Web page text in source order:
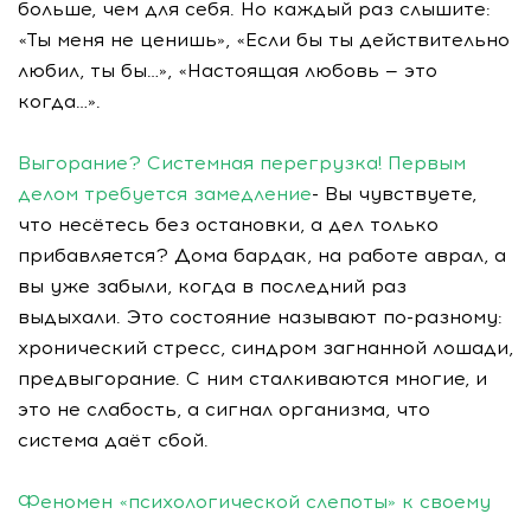
больше, чем для себя. Но каждый раз слышите:
«Ты меня не ценишь», «Если бы ты действительно
любил, ты бы…», «Настоящая любовь — это
когда…».
Выгорание? Системная перегрузка! Первым
делом требуется замедление- Вы чувствуете,
что несётесь без остановки, а дел только
прибавляется? Дома бардак, на работе аврал, а
вы уже забыли, когда в последний раз
выдыхали. Это состояние называют по-разному:
хронический стресс, синдром загнанной лошади,
предвыгорание. С ним сталкиваются многие, и
это не слабость, а сигнал организма, что
система даёт сбой.
Феномен «психологической слепоты» к своему